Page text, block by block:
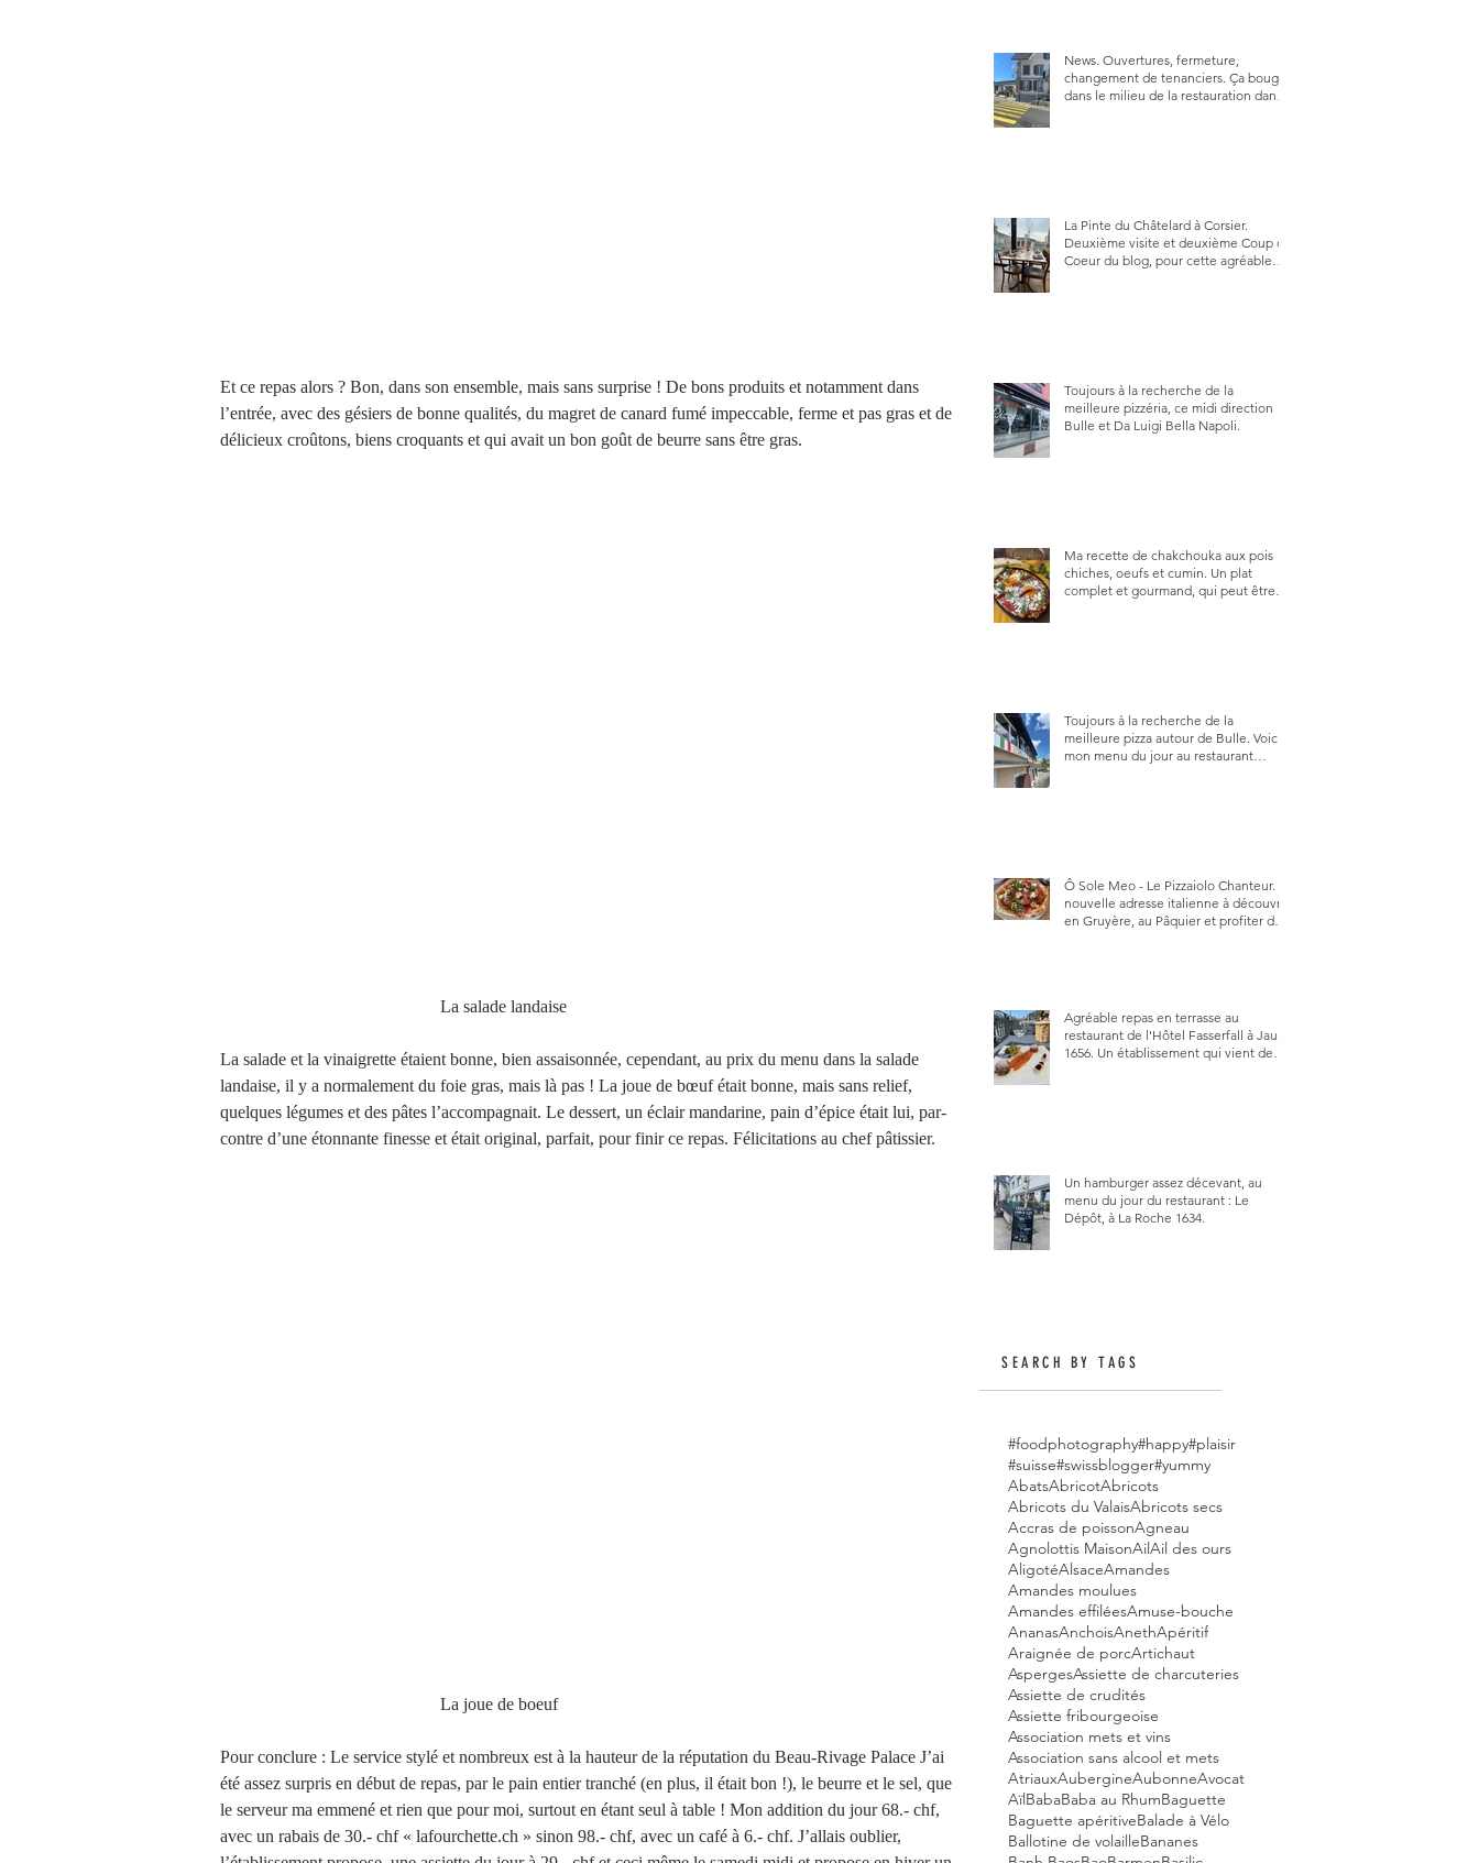
Et ce repas alors ? Bon, dans son ensemble, mais sans surprise ! De bons produits et notamment dans
l’entrée, avec des gésiers de bonne qualités, du magret de canard fumé impeccable, ferme et pas gras et de
délicieux croûtons, biens croquants et qui avait un bon goût de beurre sans être gras.
                                                  La salade landaise
La salade et la vinaigrette étaient bonne, bien assaisonnée, cependant, au prix du menu dans la salade
landaise, il y a normalement du foie gras, mais là pas ! La joue de bœuf était bonne, mais sans relief,
quelques légumes et des pâtes l’accompagnait. Le dessert, un éclair mandarine, pain d’épice était lui, par-
contre d’une étonnante finesse et était original, parfait, pour finir ce repas. Félicitations au chef pâtissier.
                                                  La joue de boeuf
Pour conclure : Le service stylé et nombreux est à la hauteur de la réputation du Beau-Rivage Palace J’ai
été assez surpris en début de repas, par le pain entier tranché (en plus, il était bon !), le beurre et le sel, que
le serveur ma emmené et rien que pour moi, surtout en étant seul à table ! Mon addition du jour 68.- chf,
avec un rabais de 30.- chf « lafourchette.ch » sinon 98.- chf, avec un café à 6.- chf. J’allais oublier,
News. Ouvertures, fermeture,
changement de tenanciers. Ça bouge
dans le milieu de la restauration dans
La Pinte du Châtelard à Corsier.
Deuxième visite et deuxième Coup de
Coeur du blog, pour cette agréable
Toujours à la recherche de la
meilleure pizzéria, ce midi direction
Bulle et Da Luigi Bella Napoli.
Ma recette de chakchouka aux pois
chiches, oeufs et cumin. Un plat
complet et gourmand, qui peut être
Toujours à la recherche de la
meilleure pizza autour de Bulle. Voici
mon menu du jour au restaurant
Ô Sole Meo - Le Pizzaiolo Chanteur. La
nouvelle adresse italienne à découvrir
en Gruyère, au Pâquier et profiter des
Agréable repas en terrasse au
restaurant de l'Hôtel Fasserfall à Jaun
1656. Un établissement qui vient de
Un hamburger assez décevant, au
menu du jour du restaurant : Le
Dépôt, à La Roche 1634.
SEARCH BY TAGS
#foodphotography#happy#plaisir
#suisse#swissblogger#yummy
AbatsAbricotAbricots
Abricots du ValaisAbricots secs
Accras de poissonAgneau
Agnolottis MaisonAilAil des ours
AligotéAlsaceAmandes
Amandes moulues
Amandes effiléesAmuse-bouche
AnanasAnchoisAnethApéritif
Araignée de porcArtichaut
AspergesAssiette de charcuteries
Assiette de crudités
Assiette fribourgeoise
Association mets et vins
Association sans alcool et mets
AtriauxAubergineAubonneAvocat
AïlBabaBaba au RhumBaguette
Baguette apéritiveBalade à Vélo
Ballotine de volailleBananes